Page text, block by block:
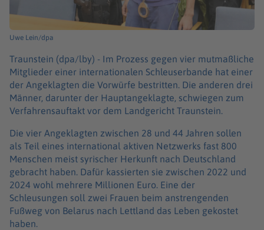
Uwe Lein/dpa
Traunstein (dpa/lby) - Im Prozess gegen vier mutmaßliche
Mitglieder einer internationalen Schleuserbande hat einer
der Angeklagten die Vorwürfe bestritten. Die anderen drei
Männer, darunter der Hauptangeklagte, schwiegen zum
Verfahrensauftakt vor dem Landgericht Traunstein.
Die vier Angeklagten zwischen 28 und 44 Jahren sollen
als Teil eines international aktiven Netzwerks fast 800
Menschen meist syrischer Herkunft nach Deutschland
gebracht haben. Dafür kassierten sie zwischen 2022 und
2024 wohl mehrere Millionen Euro. Eine der
Schleusungen soll zwei Frauen beim anstrengenden
Fußweg von Belarus nach Lettland das Leben gekostet
haben.